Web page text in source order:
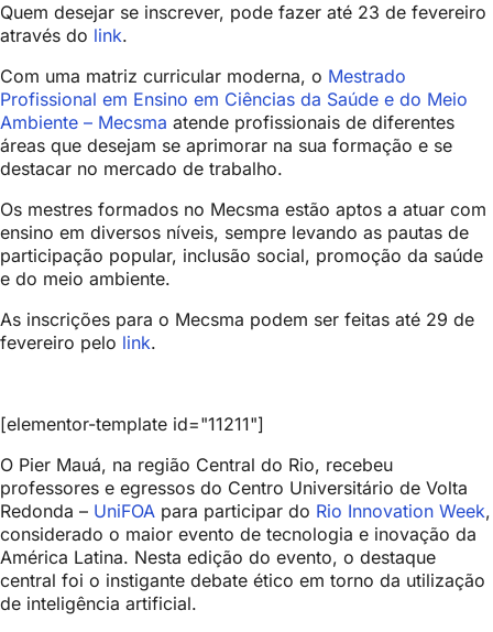
Quem desejar se inscrever, pode fazer até 23 de fevereiro
através do link.
Com uma matriz curricular moderna, o Mestrado
Profissional em Ensino em Ciências da Saúde e do Meio
Ambiente – Mecsma atende profissionais de diferentes
áreas que desejam se aprimorar na sua formação e se
destacar no mercado de trabalho.
Os mestres formados no Mecsma estão aptos a atuar com
ensino em diversos níveis, sempre levando as pautas de
participação popular, inclusão social, promoção da saúde
e do meio ambiente.
As inscrições para o Mecsma podem ser feitas até 29 de
fevereiro pelo link.
[elementor-template id="11211"]
O Pier Mauá, na região Central do Rio, recebeu
professores e egressos do Centro Universitário de Volta
Redonda – UniFOA para participar do Rio Innovation Week,
considerado o maior evento de tecnologia e inovação da
América Latina. Nesta edição do evento, o destaque
central foi o instigante debate ético em torno da utilização
de inteligência artificial.